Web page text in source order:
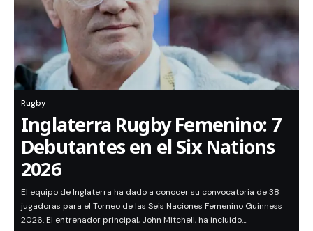
Rugby
Inglaterra Rugby Femenino: 7
Debutantes en el Six Nations
2026
El equipo de Inglaterra ha dado a conocer su convocatoria de 38
jugadoras para el Torneo de las Seis Naciones Femenino Guinness
2026. El entrenador principal, John Mitchell, ha incluido…